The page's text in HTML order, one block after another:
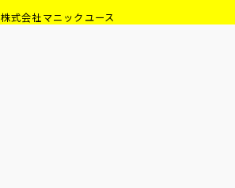
株式会社マニックユース